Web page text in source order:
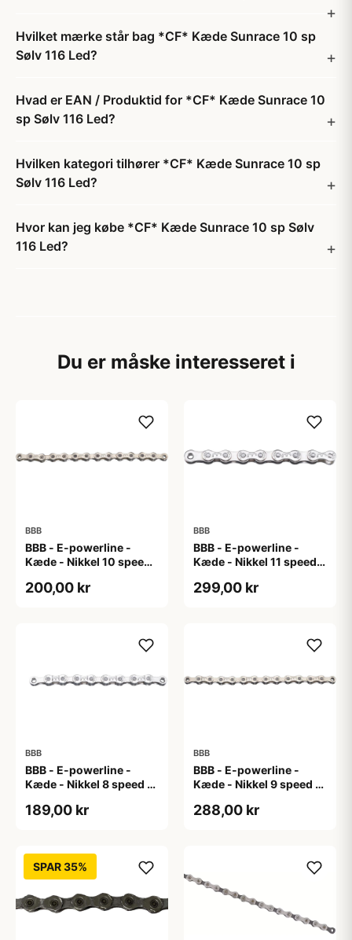
Hvilket mærke står bag *CF* Kæde Sunrace 10 sp
Sølv 116 Led?
Hvad er EAN / Produktid for *CF* Kæde Sunrace 10
sp Sølv 116 Led?
Hvilken kategori tilhører *CF* Kæde Sunrace 10 sp
Sølv 116 Led?
Hvor kan jeg købe *CF* Kæde Sunrace 10 sp Sølv
116 Led?
Du er måske interesseret i
BBB
BBB - E-powerline -
Kæde - Nikkel 10 speed
200,00 kr
BBB
BBB - E-powerline -
Kæde - Nikkel 11 speed
299,00 kr
BBB
BBB - E-powerline -
Kæde - Nikkel 8 speed til
189,00 kr
BBB
BBB - E-powerline -
Kæde - Nikkel 9 speed til
288,00 kr
SPAR 35%